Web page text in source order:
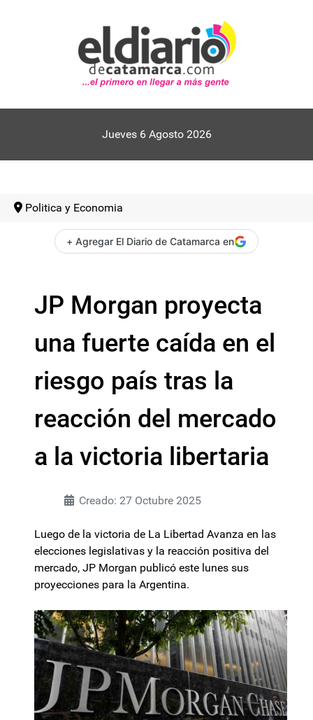
Jueves 6 Agosto 2026
Politica y Economia
+ Agregar El Diario de Catamarca en
JP Morgan proyecta
una fuerte caída en el
riesgo país tras la
reacción del mercado
a la victoria libertaria
Creado: 27 Octubre 2025
Luego de la victoria de La Libertad Avanza en las
elecciones legislativas y la reacción positiva del
mercado, JP Morgan publicó este lunes sus
proyecciones para la Argentina.